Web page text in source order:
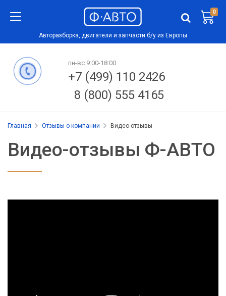
0
Авторазборка, двигатели и запчасти б/у из Европы
пн-вс 9:00-18:00
+7 (499) 110 2426
8 (800) 555 4165
Главная Отзывы о компании Видео-отзывы
Видео-отзывы Ф-АВТО